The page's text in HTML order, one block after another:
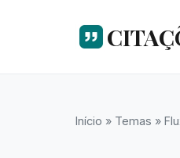
Início » Temas »